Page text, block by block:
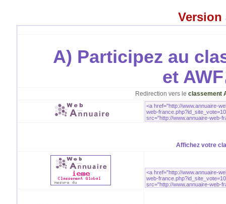
Version
A) Participez au
et AWF
Redirection vers le classement
Affichez votre